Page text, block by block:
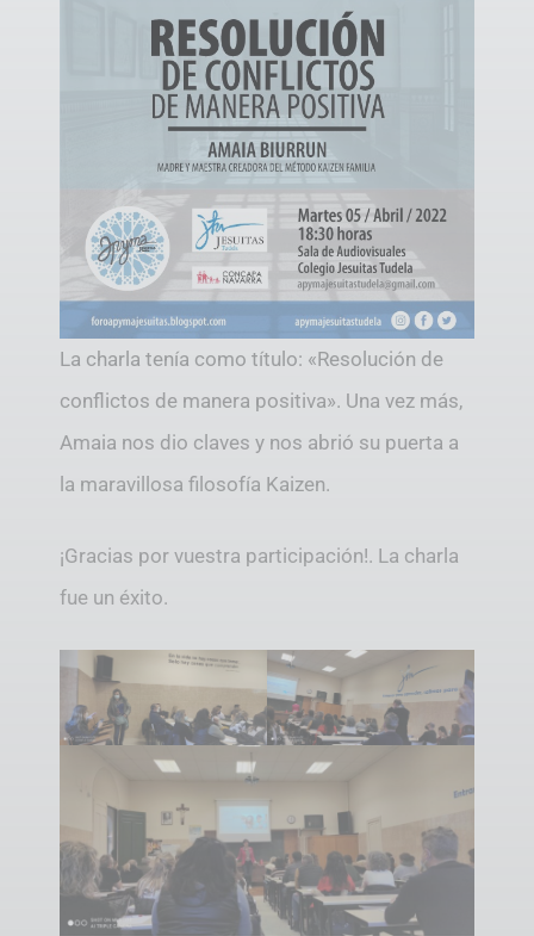
La charla tenía como título: «Resolución de
conflictos de manera positiva». Una vez más,
Amaia nos dio claves y nos abrió su puerta a
la maravillosa filosofía Kaizen.
¡Gracias por vuestra participación!. La charla
fue un éxito.